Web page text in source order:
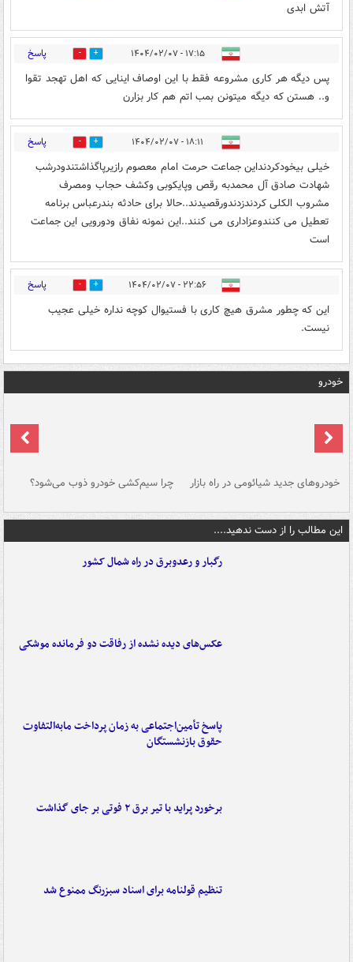
آتش ابدی
۱۷:۱۵ - ۱۴۰۴/۰۲/۰۷ 3 پاسخ
پس دیگه هر کاری مشروعه فقط با این اوصاف اینایی که اهل تهجد تقوا
و.. هستن که دیگه میتونن بمب اتم هم کار بزارن
۱۸:۱۱ - ۱۴۰۴/۰۲/۰۷ 7 پاسخ
خیلی بیخودکردنداین جماعت حرمت امام معصوم رازیرپاگذاشتندودرشب
شهادت صادق آل محمدبه رقص وپایکوبی وکشف حجاب ومصرف
مشروب الکلی کردندزدندورقصیدند..حالا برای حادثه بندرعباس برنامه
تعطیل می کنندوعزاداری می کنند..این نمونه نفاق ودورویی این جماعت
است
۲۲:۵۶ - ۱۴۰۴/۰۲/۰۷ 7 پاسخ
این که چطور مشرق هیچ کاری با فستیوال کوچه نداره خیلی عجیب
نیست.
خودرو
خودروهای جدید شیائومی در راه بازار چرا سیم‌کشی خودرو ذوب می‌شود؟
این مطالب را از دست ندهید....
رگبار و رعدوبرق در راه شمال کشور
عکس‌های دیده نشده از رفاقت دو فرمانده‌ موشکی
پاسخ تأمین‌اجتماعی به زمان پرداخت مابه‌التفاوت
حقوق بازنشستگان
برخورد پراید با تیر برق ۲ فوتی بر جای گذاشت
تنظیم قولنامه برای اسناد سبزرنگ ممنوع شد